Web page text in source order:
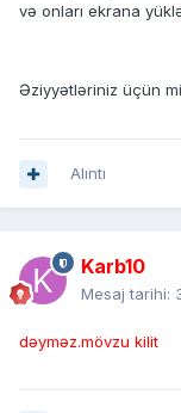
və onları ekrana
Əziyyətləriniz üçün
Alıntı
Karb10
Mesaj tarihi:
dəyməz.mövzu kilit